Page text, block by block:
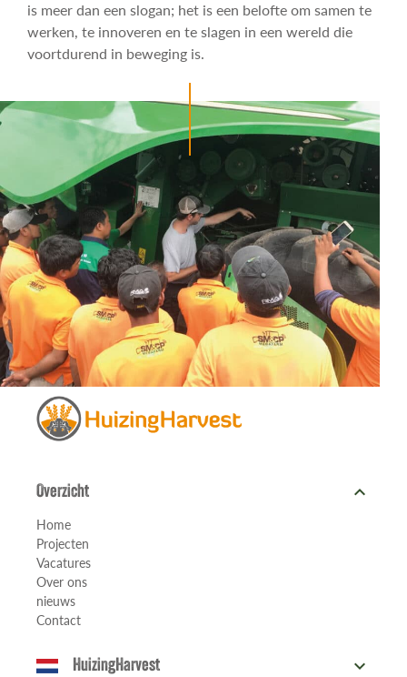
is meer dan een slogan; het is een belofte om samen te
werken, te innoveren en te slagen in een wereld die
voortdurend in beweging is.
Overzicht expand_more
Home
Projecten
Vacatures
Over ons
nieuws
Contact
HuizingHarvest expand_more